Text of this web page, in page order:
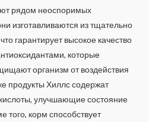
рядом неоспоримых
изготавливаются из тщательно
гарантирует высокое качество
которые
организм от воздействия
продукты Хиллс содержат
улучшающие состояние
того, корм способствует